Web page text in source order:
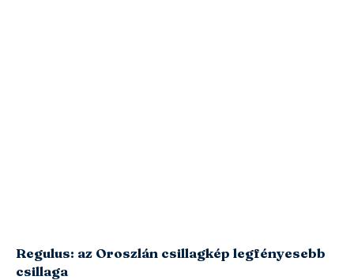
Regulus: az Oroszlán csillagkép legfényesebb
csillaga